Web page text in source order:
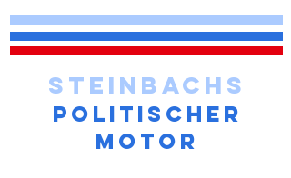
STEINBACHS
POLITISCHER
MOTOR